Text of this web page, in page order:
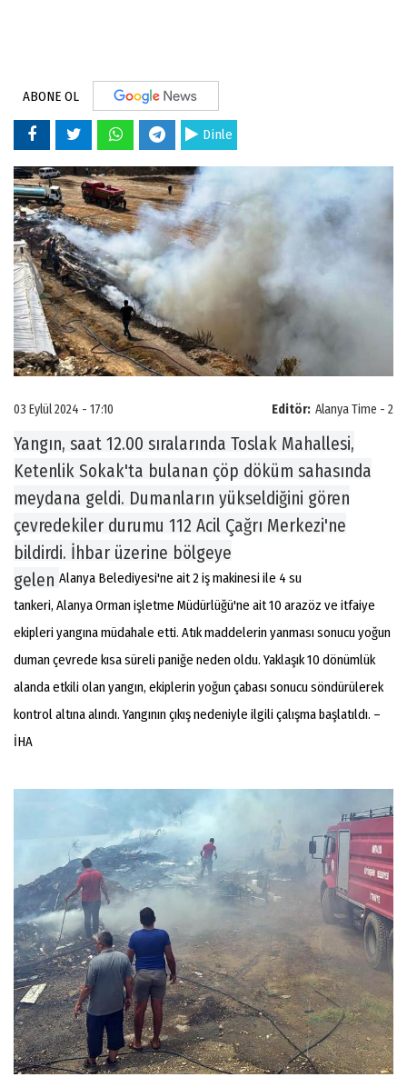
ABONE OL
Dinle
Editör: Alanya Time - 2
03 Eylül 2024 - 17:10
Yangın, saat 12.00 sıralarında Toslak Mahallesi,
Ketenlik Sokak'ta bulanan çöp döküm sahasında
meydana geldi. Dumanların yükseldiğini gören
çevredekiler durumu 112 Acil Çağrı Merkezi'ne
bildirdi. İhbar üzerine bölgeye
gelen Alanya Belediyesi'ne ait 2 iş makinesi ile 4 su
tankeri, Alanya Orman işletme Müdürlüğü'ne ait 10 arazöz ve itfaiye
ekipleri yangına müdahale etti. Atık maddelerin yanması sonucu yoğun
duman çevrede kısa süreli paniğe neden oldu. Yaklaşık 10 dönümlük
alanda etkili olan yangın, ekiplerin yoğun çabası sonucu söndürülerek
kontrol altına alındı. Yangının çıkış nedeniyle ilgili çalışma başlatıldı. –
İHA